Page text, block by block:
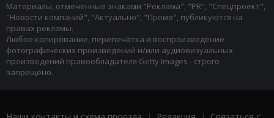
Материалы, отмеченные знаками "Реклама", "PR", "Спецпроект",
"Новости компаний", "Актуально", "Промо", публикуются на
правах рекламы.
Любое копирование, перепечатка и воспроизведение
фотографических произведений и/или аудиовизуальных
произведений правообладателя Getty Images - строго
запрещено.